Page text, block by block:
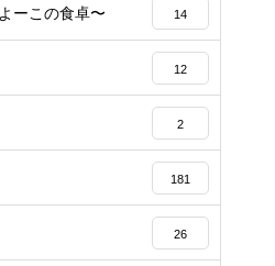
ーこの食卓〜 14
12
2
181
26